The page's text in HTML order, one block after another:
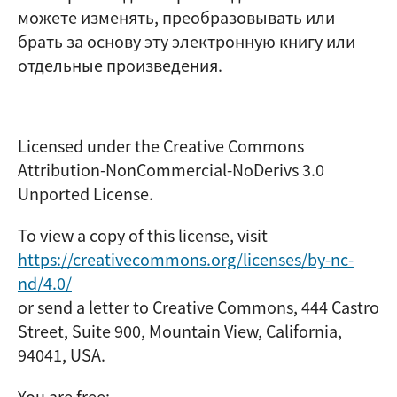
можете изменять, преобразовывать или
брать за основу эту электронную книгу или
отдельные произведения.
Licensed under the Creative Commons
Attribution-NonCommercial-NoDerivs 3.0
Unported License.
To view a copy of this license, visit
https://creativecommons.org/licenses/by-nc-
nd/4.0/
or send a letter to Creative Commons, 444 Castro
Street, Suite 900, Mountain View, California,
94041, USA.